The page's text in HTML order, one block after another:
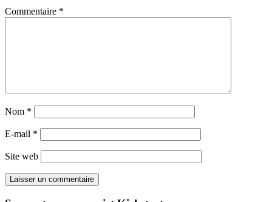
Commentaire *
Nom *
E-mail *
Site web